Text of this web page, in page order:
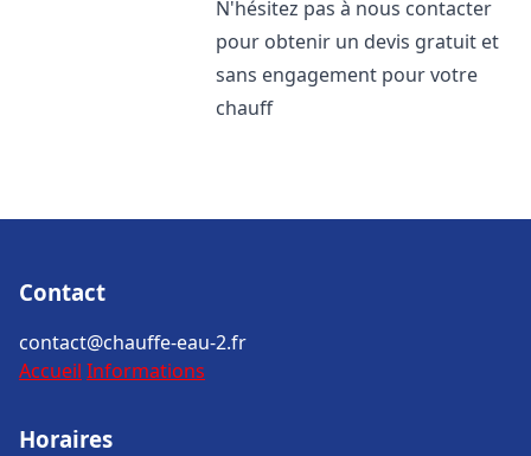
N'hésitez pas à nous contacter
pour obtenir un devis gratuit et
sans engagement pour votre
chauff
Contact
contact@chauffe-eau-2.fr
Accueil Informations
Horaires